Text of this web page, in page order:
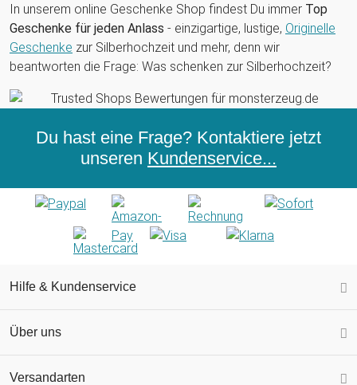
In unserem online Geschenke Shop findest Du immer Top
Geschenke für jeden Anlass - einzigartige, lustige, Originelle
Geschenke zur Silberhochzeit und mehr, denn wir
beantworten die Frage: Was schenken zur Silberhochzeit?
Du hast eine Frage? Kontaktiere jetzt
unseren Kundenservice...
Hilfe & Kundenservice
Über uns
Versandarten